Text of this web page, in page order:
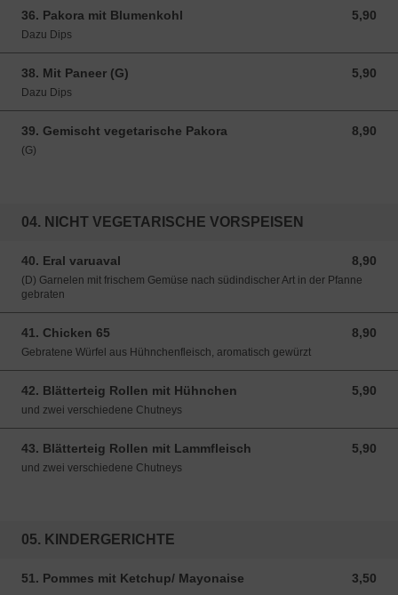
36. Pakora mit Blumenkohl 5,90
5,90 EUR
Dazu Dips
38. Mit Paneer (G) 5,90
5,90 EUR
Dazu Dips
39. Gemischt vegetarische Pakora 8,90
8,90 EUR
(G)
04. NICHT VEGETARISCHE VORSPEISEN
40. Eral varuaval 8,90
8,90 EUR
(D) Garnelen mit frischem Gemüse nach südindischer Art in der Pfanne
gebraten
41. Chicken 65 8,90
8,90 EUR
Gebratene Würfel aus Hühnchenfleisch, aromatisch gewürzt
42. Blätterteig Rollen mit Hühnchen 5,90
5,90 EUR
und zwei verschiedene Chutneys
43. Blätterteig Rollen mit Lammfleisch 5,90
5,90 EUR
und zwei verschiedene Chutneys
05. KINDERGERICHTE
51. Pommes mit Ketchup/ Mayonaise 3,50
3,50 EUR